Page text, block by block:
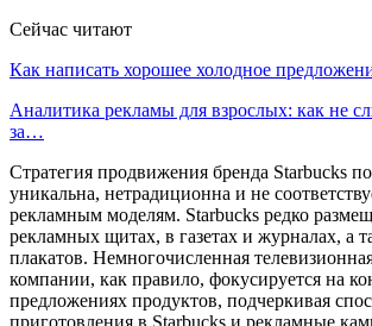
Сейчас читают
Как написать хорошее холодное
Аналитика рекламы для взрослых: как не
за…
Стратегия продвижения бренда Starbucks
уникальна, нетрадиционна и не
рекламным моделям. Starbucks редко
рекламных щитах, в газетах и журналах, а
плакатов. Немногочисленная
компании, как правило, фокусируется на
предложениях продуктов, подчеркивая
приготовления в Starbucks и рекламные